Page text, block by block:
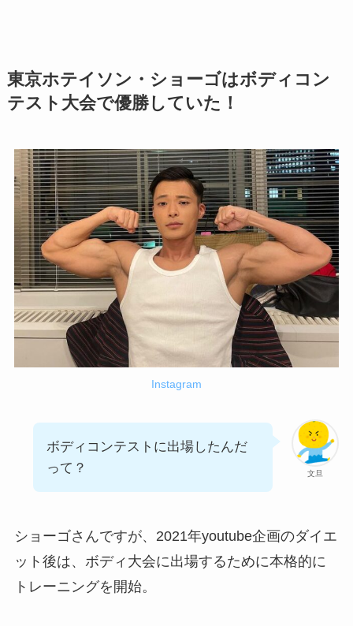
東京ホテイソン・ショーゴはボディコン
テスト大会で優勝していた！
Instagram
文旦
ボディコンテストに出場したんだ
って？
ショーゴさんですが、2021年youtube企画のダイエ
ット後は、ボディ大会に出場するために本格的に
トレーニングを開始。